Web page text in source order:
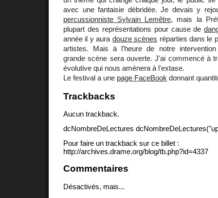
avec une fantaisie débridée. Je devais y
percussionniste Sylvain Lemêtre, mais la
plupart des représentations pour cause de
année il y aura douze scènes réparties dans le
artistes. Mais à l'heure de notre
grande scène sera ouverte. J'ai commencé à
évolutive qui nous amènera à l'extase.
Le festival a une page FaceBook donnant
Trackbacks
Aucun trackback.
dcNombreDeLectures
Pour faire un trackback sur ce billet :
http://archives.drame.org/blog/tb.php?id=4337
Commentaires
Désactivés, mais...